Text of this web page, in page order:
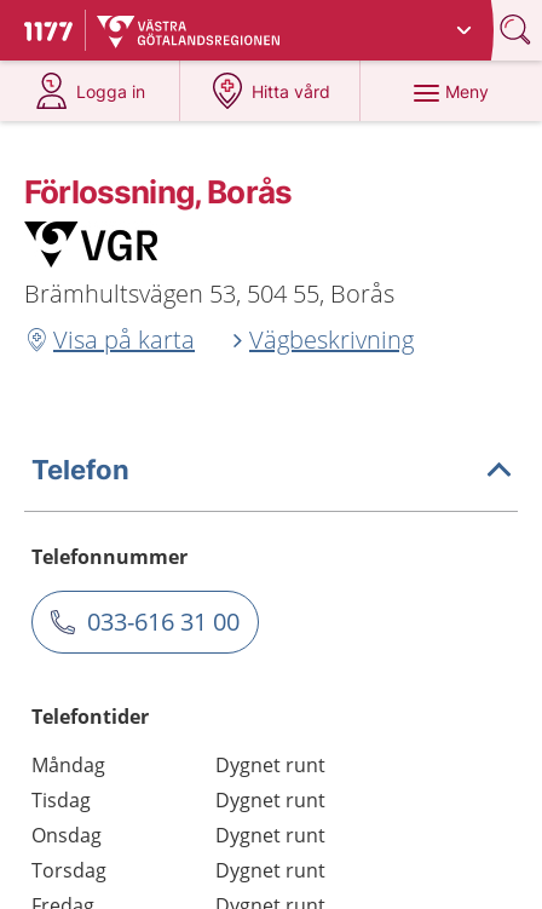
Till startsidan för 1177
Du har valt region
Logga in
på 1177.se
Hitta vård
på 1177.se
Meny
Förlossning, Borås
Brämhultsvägen 53, 504 55, Borås
Visa på karta
Vägbeskrivning
Telefon
Telefonnummer
033-616 31 00
Telefontider
Måndag
Dygnet runt
Tisdag
Dygnet runt
Onsdag
Dygnet runt
Torsdag
Dygnet runt